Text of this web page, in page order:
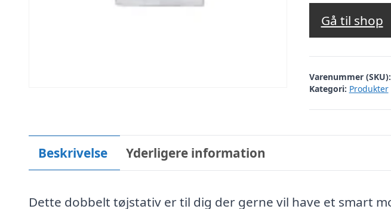
Gå til shop
Varenummer (SKU):
Kategori: Produkter
Beskrivelse Yderligere information
Dette dobbelt tøjstativ er til dig der gerne vil have et smart